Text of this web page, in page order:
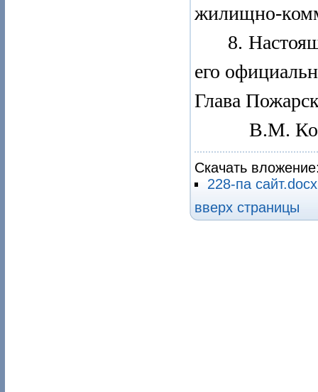
жилищно-
8.
его
Глава
В.М.
Скачать
228-па
вверх страницы